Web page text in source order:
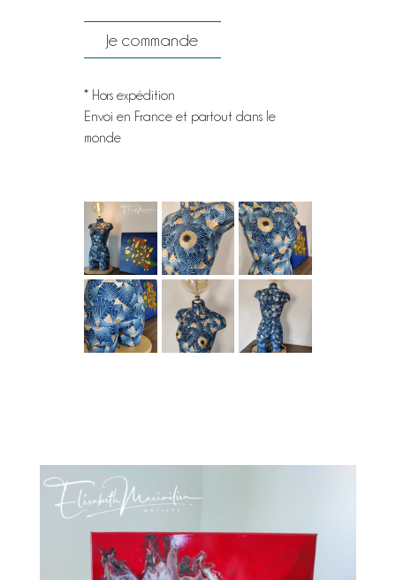
Je commande
* Hors expédition
Envoi en France et partout dans le
monde